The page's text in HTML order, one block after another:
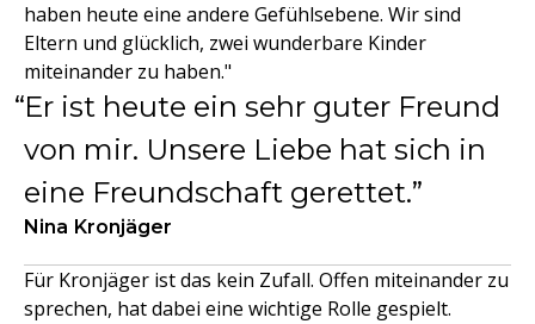
haben heute eine andere Gefühlsebene. Wir sind
Eltern und glücklich, zwei wunderbare Kinder
miteinander zu haben."
Er ist heute ein sehr guter Freund
von mir. Unsere Liebe hat sich in
eine Freundschaft gerettet.
Nina Kronjäger
Für Kronjäger ist das kein Zufall. Offen miteinander zu
sprechen, hat dabei eine wichtige Rolle gespielt.